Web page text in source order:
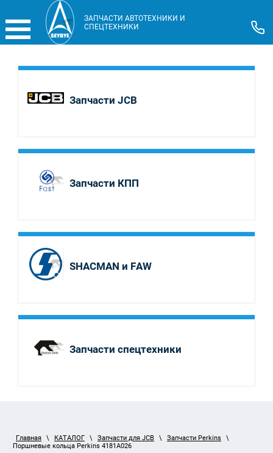
ЗАПЧАСТИ АВТОТЕХНИКИ И
СПЕЦТЕХНИКИ
Запчасти JCB
Запчасти КПП
SHACMAN и FAW
Запчасти спецтехники
Главная \ КАТАЛОГ \ Запчасти для JCB \ Запчасти Perkins
\
Поршневые кольца Perkins 4181A026